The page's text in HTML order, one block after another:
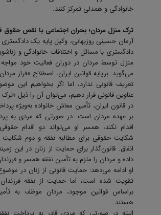
خانوادگی و همدلی تمرکز کنند.
ترک منزل مردان؛ بحران اجتماعی یا نقص حقوق
آرمان حسینی روزبهانی، وکیل پایه یک
دادگستری با مسائل و اختلافات خانوادگی و
منزل توسط مردان در دوران فعالیت خود مواجه
می‌گوید: برپایه قوانین ایران، اصطلاح «فرار
تعریف قانونی ندارد، اما اگر بخواهیم این
عناوین قانونی قرار دهیم، می‌توان آن را ذیل
در قانون ایران، تأمین معاش خانواده به‌ویژه
بر عهده مردان است. در صورتی که مردی به
اقدام نکند، همسر او می‌تواند دو اقدام
شکایت حقوقی برای مطالبه نفقه و دوم
انفاق. قانون‌گذار برای حمایت از زنان در این
داده و مردان را ملزم به تأمین نفقه همسر و
او ادامه می‌دهد: حمایت قانونی از زنان در
تقویت شده است، اما حمایت از نفقه
براساس قوانین موجود، مردان موظف به
هستند.